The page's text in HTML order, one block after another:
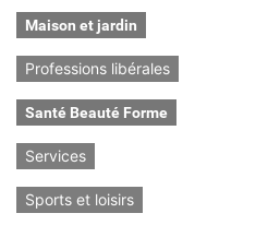
Maison et jardin
Professions libérales
Santé Beauté Forme
Services
Sports et loisirs